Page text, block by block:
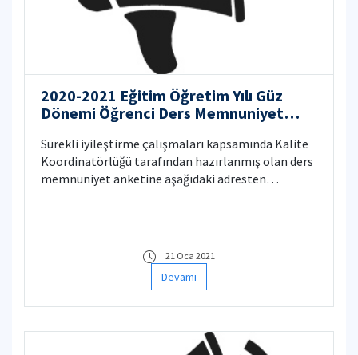
2020-2021 Eğitim Öğretim Yılı Güz
Dönemi Öğrenci Ders Memnuniyet
Sürekli iyileştirme çalışmaları kapsamında Kalite
Koordinatörlüğü tarafından hazırlanmış olan ders
memnuniyet anketine aşağıdaki adresten
21 Oca 2021
Devamı